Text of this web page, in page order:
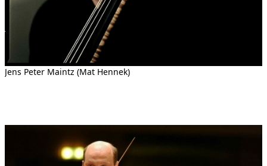
Jens Peter Maintz (Mat Hennek)